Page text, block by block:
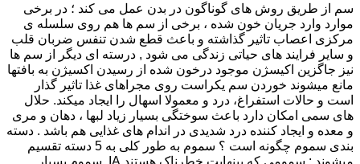
سم از طریق روش های گوناگون در بدن عمل می کند ؛ در برخی
موارد وارد جریان خون شده ، برخی از سم ها هم روی سلسله ی
مرکزی اعصاب تاثیر گذاشته و باعث قطع شدن تنفس ضربان قلب
و سایر فرایند های حیاتی زندگی می شود , درسته ای دیگر از سم ها
نیز جاگزین اکیسژن موجود درخون شده از رسیدن اکسیژن به بافتها
مانع میشوند خوردن سم یکراست روی مجراهای غذا تاثیر گذار
است و حالات استفراغ، درد و معمولا اسهال را ایجاد میکند. حلال
های سمی امکان دارد باعث سوختگی بسیار زیاد لبها ، دهان و مری
و معده و ایجاد کننده درد شدیدی در اندام های غذایی هم باشد . دسته
بندی سموم چگونه است ؟ سموم به طور کلی به 5 دسته تقسیم
میشوند : سمومی که بینهایت خطرناک هستند IA. سموم بسیار